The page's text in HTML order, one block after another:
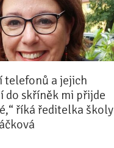
telefonů a jejich
do skříněk mi přijde
říká ředitelka školy